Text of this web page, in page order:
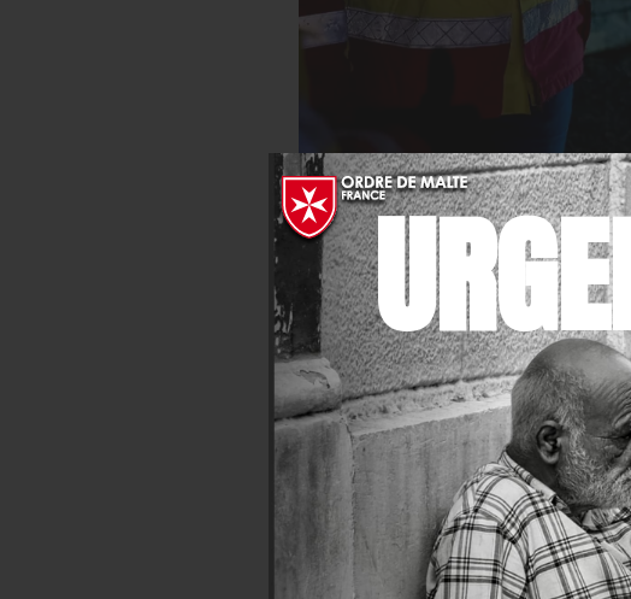
L’Ordre de Malte France en
730 000prises en charge de
Plus de 100 délégations
Près de
15 000 bénévoles
31 pays d’intervention
établissements et services